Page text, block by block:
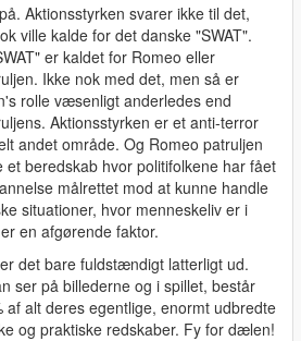
Aktionsstyrken svarer ikke til det,
ville kalde for det danske "SWAT".
er kaldet for Romeo eller
Ikke nok med det, men så er
rolle væsenligt anderledes end
Aktionsstyrken er et anti-terror
andet område. Og Romeo patruljen
et beredskab hvor politifolkene har fået
målrettet mod at kunne handle
situationer, hvor menneskeliv er i
en afgørende faktor.
det bare fuldstændigt latterligt ud.
ser på billederne og i spillet, består
af alt deres egentlige, enormt udbredte
og praktiske redskaber. Fy for dælen!